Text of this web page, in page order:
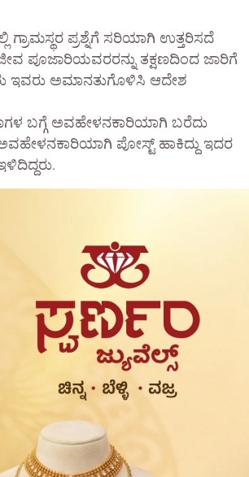
ಪ್ರಶ್ನೆಗೆ ಸರಿಯಾಗಿ ಉತ್ತರಿಸದೆ
ತಕ್ಷಣದಿಂದ ಜಾರಿಗೆ
ಇವರು ಅಮಾನತುಗೊಳಿಸಿ ಆದೇಶ
ಬಗ್ಗೆ ಅವಹೇಳನಕಾರಿಯಾಗಿ ಬರೆದು
ಪೋಸ್ಟ್ ಹಾಕಿದ್ದು ಇದರ